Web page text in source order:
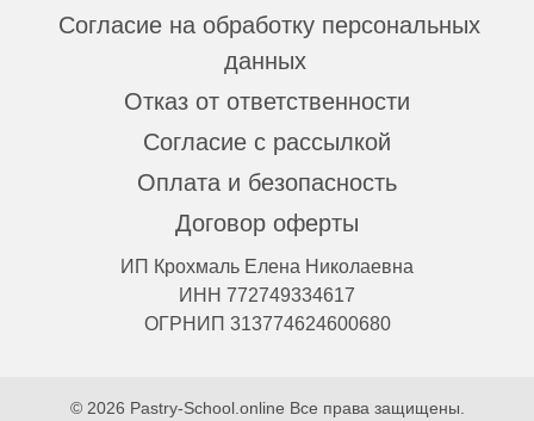
Согласие на обработку персональных
данных
Отказ от ответственности
Согласие с рассылкой
Оплата и безопасность
Договор оферты
ИП Крохмаль Елена Николаевна
ИНН 772749334617
ОГРНИП 313774624600680
© 2026 Pastry-School.online Все права защищены.